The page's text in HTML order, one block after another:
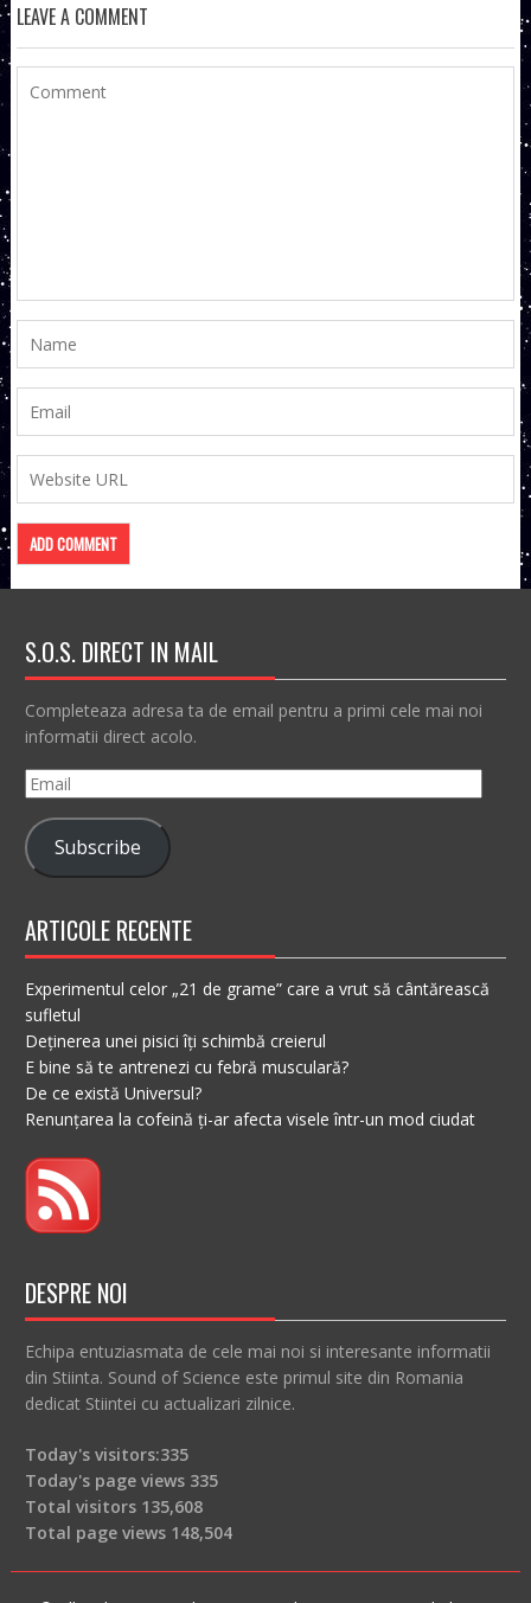
LEAVE A COMMENT
S.O.S. DIRECT IN MAIL
Completeaza adresa ta de email pentru a primi cele mai noi
informatii direct acolo.
Email
Subscribe
ARTICOLE RECENTE
Experimentul celor „21 de grame” care a vrut să cântărească
sufletul
Deținerea unei pisici îți schimbă creierul
E bine să te antrenezi cu febră musculară?
De ce există Universul?
Renunțarea la cofeină ți-ar afecta visele într-un mod ciudat
DESPRE NOI
Echipa entuziasmata de cele mai noi si interesante informatii
din Stiinta. Sound of Science este primul site din Romania
dedicat Stiintei cu actualizari zilnice.
Today's visitors:335
Today's page views 335
Total visitors 135,608
Total page views 148,504